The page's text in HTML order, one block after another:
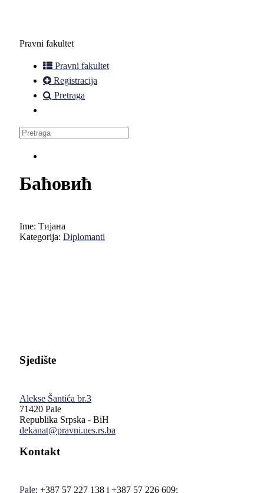
Pravni fakultet
Pravni fakultet
Registracija
Pretraga
Баћовић
Ime: Тијана
Kategorija: Diplomanti
Sjedište
Alekse Šantića br.3
71420 Pale
Republika Srpska - BiH
dekanat@pravni.ues.rs.ba
Kontakt
Pale: +387 57 227 138 i +387 57 226 609;